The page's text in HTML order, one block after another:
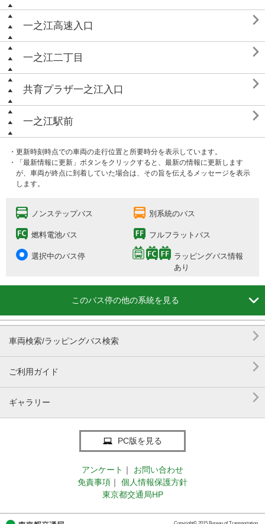
一之江高速入口 
一之江二丁目 
共育プラザ一之江入口 
一之江駅前 
・更新時刻時点での車両の走行位置と所要時分を表示しています。
・「最新情報に更新」ボタンをクリックすると、最新の情報に更新します
が、車両が終点に到着していた場合は、その旨を伝えるメッセージを表示
します。
ノンステップバス 別系統のバス
燃料電池バス フルフラットバス
選択中のバス停
ラッピングバス情報
あり
このバス停の他の系統を見る 
車両検索/ラッピングバス検索 
ご利用ガイド 
ギャラリー 
PC版を見る
アンケート ｜
お問い合わせ
免責事項 ｜
個人情報保護方針
東京都交通局HP